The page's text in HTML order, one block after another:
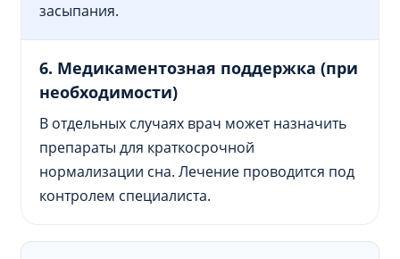
засыпания.
6. Медикаментозная поддержка (при
необходимости)
В отдельных случаях врач может назначить
препараты для краткосрочной
нормализации сна. Лечение проводится под
контролем специалиста.